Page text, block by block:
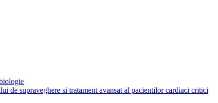
de supraveghere si tratament avansat al pacientilor cardiaci critici